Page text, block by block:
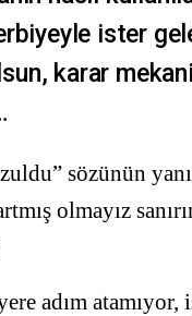
ister
karar
sözünün
olmayız
adım atamıyor,